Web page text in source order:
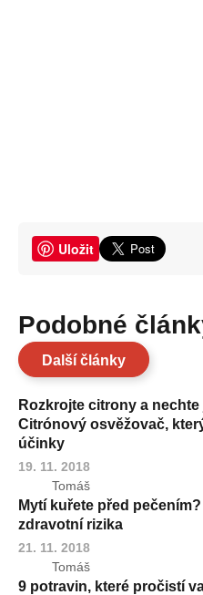
Uložit
Podobné
Další články
Rozkrojte citrony a
Citrónový osvěžovač,
účinky
19. 11. 2018
Tomáš
Mytí kuřete před
zdravotní rizika
21. 11. 2018
Tomáš
9 potravin, které pročistí